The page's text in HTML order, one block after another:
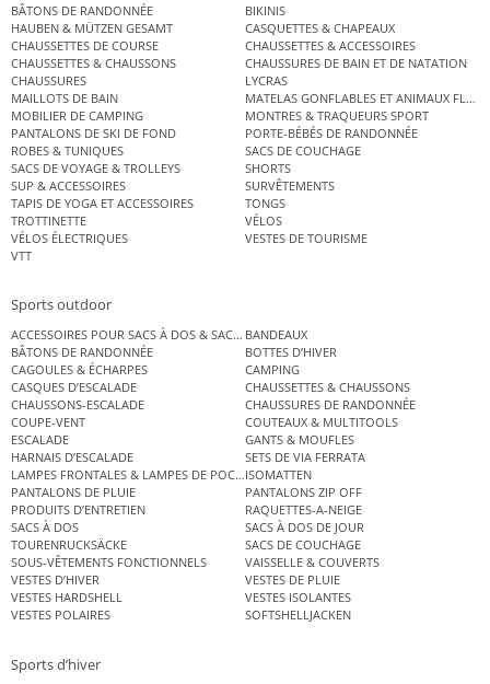
BÂTONS DE RANDONNÉE
BIKINIS
HAUBEN & MÜTZEN GESAMT
CASQUETTES & CHAPEAUX
CHAUSSETTES DE COURSE
CHAUSSETTES & ACCESSOIRES
CHAUSSETTES & CHAUSSONS
CHAUSSURES DE BAIN ET DE NATATION
CHAUSSURES
LYCRAS
MAILLOTS DE BAIN
MATELAS GONFLABLES ET ANIMAUX
MOBILIER DE CAMPING
MONTRES & TRAQUEURS SPORT
PANTALONS DE SKI DE FOND
PORTE-BÉBÉS DE RANDONNÉE
ROBES & TUNIQUES
SACS DE COUCHAGE
SACS DE VOYAGE & TROLLEYS
SHORTS
SUP & ACCESSOIRES
SURVÊTEMENTS
TAPIS DE YOGA ET ACCESSOIRES
TONGS
TROTTINETTE
VÉLOS
VÉLOS ÉLECTRIQUES
VESTES DE TOURISME
VTT
Sports outdoor
ACCESSOIRES POUR SACS À DOS & SACS ÉTANCHES
BANDEAUX
BÂTONS DE RANDONNÉE
BOTTES D’HIVER
CAGOULES & ÉCHARPES
CAMPING
CASQUES D’ESCALADE
CHAUSSETTES & CHAUSSONS
CHAUSSONS-ESCALADE
CHAUSSURES DE RANDONNÉE
COUPE-VENT
COUTEAUX & MULTITOOLS
ESCALADE
GANTS & MOUFLES
HARNAIS D’ESCALADE
SETS DE VIA FERRATA
LAMPES FRONTALES & LAMPES DE POCHEISOMATTEN
PANTALONS DE PLUIE
PANTALONS ZIP OFF
PRODUITS D’ENTRETIEN
RAQUETTES-A-NEIGE
SACS À DOS
SACS À DOS DE JOUR
TOURENRUCKSÄCKE
SACS DE COUCHAGE
SOUS-VÊTEMENTS FONCTIONNELS
VAISSELLE & COUVERTS
VESTES D’HIVER
VESTES DE PLUIE
VESTES HARDSHELL
VESTES ISOLANTES
VESTES POLAIRES
SOFTSHELLJACKEN
Sports d’hiver